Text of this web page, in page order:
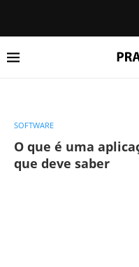
SOFTWARE
O que é uma
que deve saber